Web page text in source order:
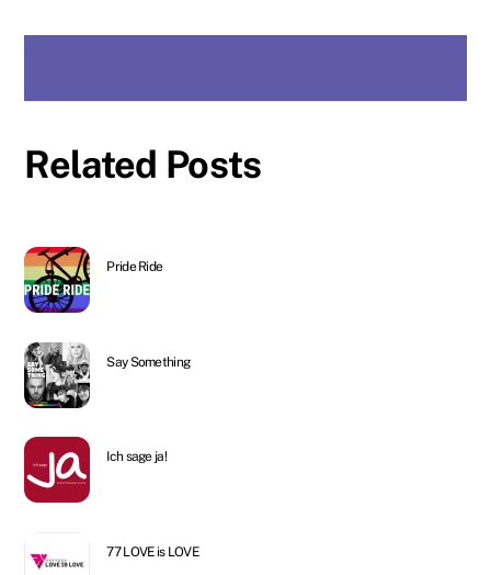
Related Posts
Pride Ride
Say Something
Ich sage ja!
77 LOVE is LOVE